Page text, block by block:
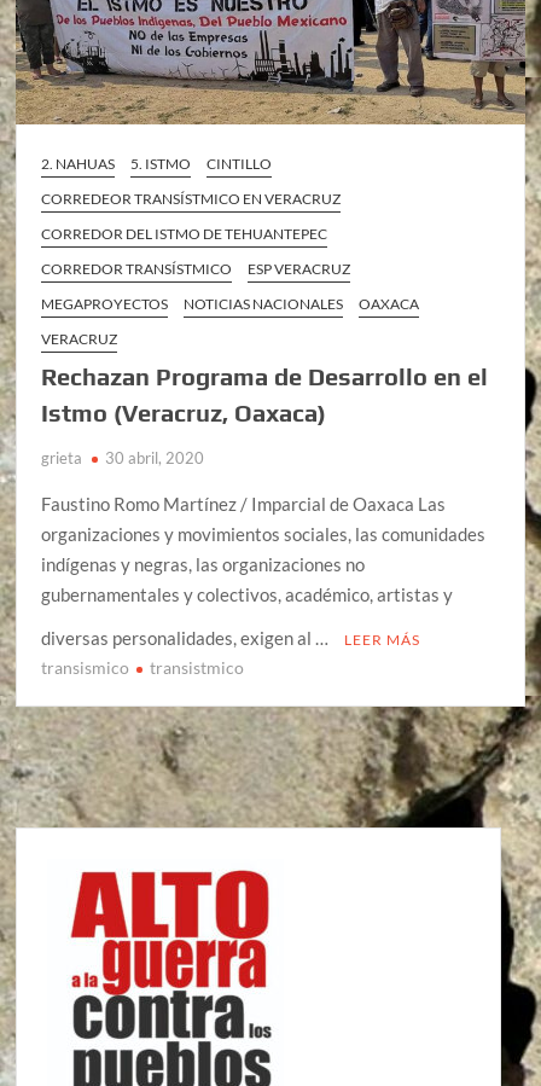
2. NAHUAS 5. ISTMO
CINTILLO
CORREDEOR TRANSÍSTMICO EN VERACRUZ
CORREDOR DEL ISTMO DE TEHUANTEPEC
CORREDOR TRANSÍSTMICO
ESP VERACRUZ
MEGAPROYECTOS
NOTICIAS NACIONALES
OAXACA
VERACRUZ
Rechazan Programa de Desarrollo en el
Istmo (Veracruz, Oaxaca)
grieta 30 abril, 2020
Faustino Romo Martínez / Imparcial de Oaxaca Las
organizaciones y movimientos sociales, las comunidades
indígenas y negras, las organizaciones no
gubernamentales y colectivos, académico, artistas y
diversas personalidades, exigen al …
LEER MÁS
transismico transistmico